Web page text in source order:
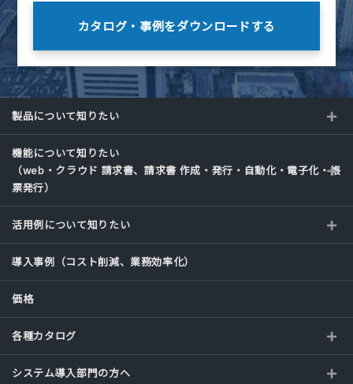
カタログ・事例をダウンロードする
製品について知りたい
機能について知りたい
（web・クラウド 請求書、請求書 作成・発行・自動化・電子化・帳
票発行）
活用例について知りたい
導入事例（コスト削減、業務効率化）
価格
各種カタログ
システム導入部門の方へ